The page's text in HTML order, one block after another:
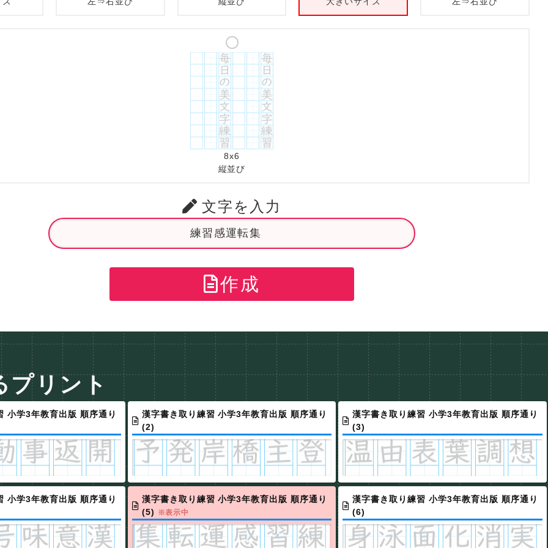
8x6
縦並び
文字を入力
作成
プリント
小学3年教育出版 順序通り
漢字書き取り練習 小学3年教育出版 順序通り
(2)
漢字書き取り練習 小学3年教育出版 順序通り
(3)
小学3年教育出版 順序通り
漢字書き取り練習 小学3年教育出版 順序通り
(5) ※表示中
漢字書き取り練習 小学3年教育出版 順序通り
(6)